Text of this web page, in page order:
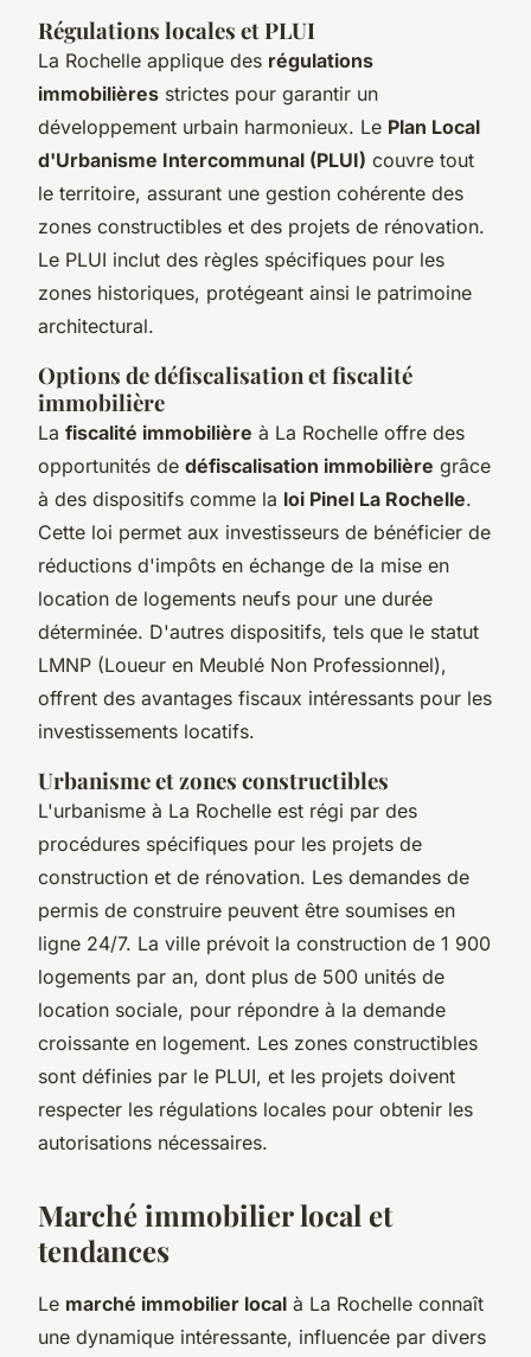
Régulations locales et PLUI
La Rochelle applique des régulations
immobilières strictes pour garantir un
développement urbain harmonieux. Le Plan Local
d'Urbanisme Intercommunal (PLUI) couvre tout
le territoire, assurant une gestion cohérente des
zones constructibles et des projets de rénovation.
Le PLUI inclut des règles spécifiques pour les
zones historiques, protégeant ainsi le patrimoine
architectural.
Options de défiscalisation et fiscalité
immobilière
La fiscalité immobilière à La Rochelle offre des
opportunités de défiscalisation immobilière grâce
à des dispositifs comme la loi Pinel La Rochelle.
Cette loi permet aux investisseurs de bénéficier de
réductions d'impôts en échange de la mise en
location de logements neufs pour une durée
déterminée. D'autres dispositifs, tels que le statut
LMNP (Loueur en Meublé Non Professionnel),
offrent des avantages fiscaux intéressants pour les
investissements locatifs.
Urbanisme et zones constructibles
L'urbanisme à La Rochelle est régi par des
procédures spécifiques pour les projets de
construction et de rénovation. Les demandes de
permis de construire peuvent être soumises en
ligne 24/7. La ville prévoit la construction de 1 900
logements par an, dont plus de 500 unités de
location sociale, pour répondre à la demande
croissante en logement. Les zones constructibles
sont définies par le PLUI, et les projets doivent
respecter les régulations locales pour obtenir les
autorisations nécessaires.
Marché immobilier local et
tendances
Le marché immobilier local à La Rochelle connaît
une dynamique intéressante, influencée par divers